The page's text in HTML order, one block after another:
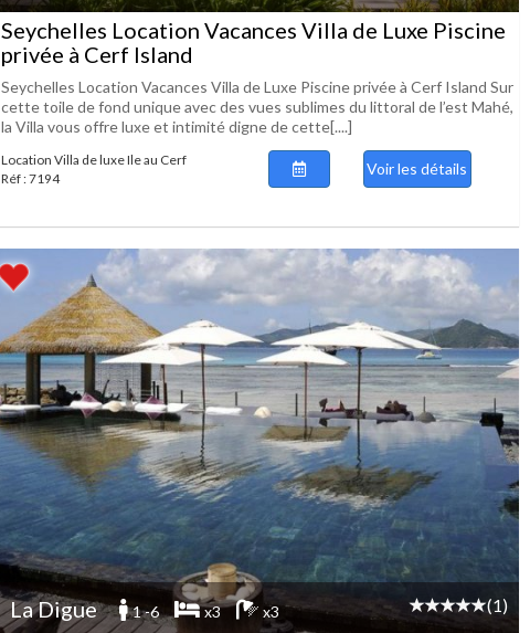
Seychelles Location Vacances Villa de Luxe Piscine
privée à Cerf Island
Seychelles Location Vacances Villa de Luxe Piscine privée à Cerf Island Sur
cette toile de fond unique avec des vues sublimes du littoral de l’est Mahé,
la Villa vous offre luxe et intimité digne de cette[....]
Location Villa de luxe Ile au Cerf
Réf : 7194
Voir les détails
La Digue 1 -6 x3 x3 (1)